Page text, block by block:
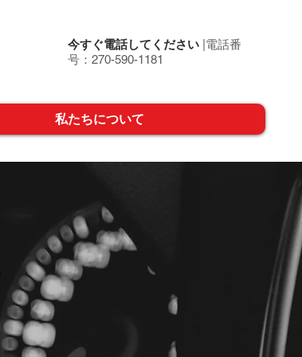
今すぐ電話してください |電話番
号：270-590-1181
私たちについて